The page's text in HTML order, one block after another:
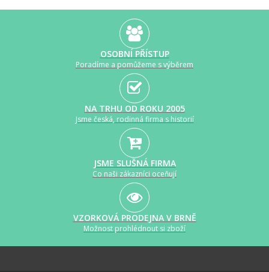
OSOBNÍ PŘÍSTUP
Poradíme a pomůžeme s výběrem
NA TRHU OD ROKU 2005
Jsme česká, rodinná firma s historií
JSME SLUŠNÁ FIRMA
Co naši zákazníci oceňují
VZORKOVÁ PRODEJNA V BRNĚ
Možnost prohlédnout si zboží